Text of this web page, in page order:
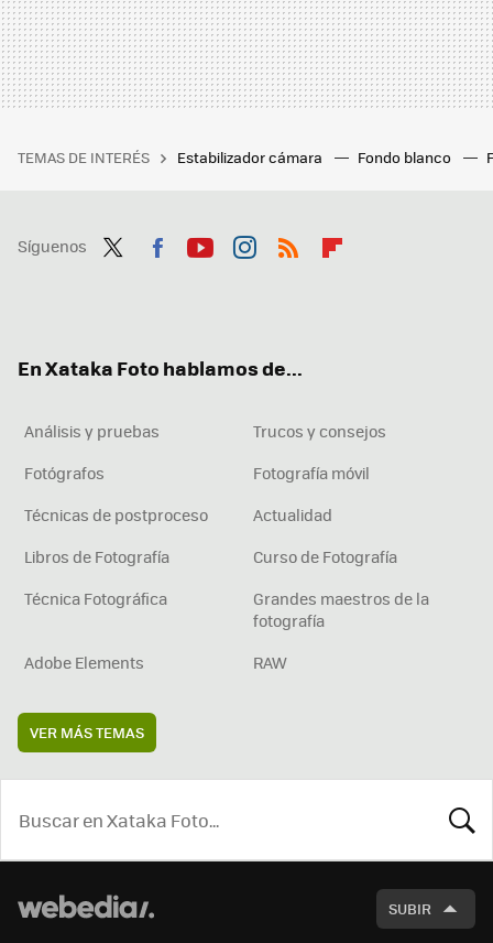
TEMAS DE INTERÉS Estabilizador cámara Fondo blanco
Síguenos
En Xataka Foto hablamos de...
Análisis y pruebas
Trucos y consejos
Fotógrafos
Fotografía móvil
Técnicas de postproceso
Actualidad
Libros de Fotografía
Curso de Fotografía
Técnica Fotográfica
Grandes maestros de la
fotografía
Adobe Elements
RAW
VER MÁS TEMAS
SUBIR